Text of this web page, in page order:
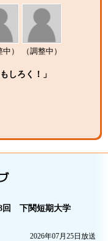
中） （調整中）
しろく！」
回 下関短期大学
2026年07月25日放送